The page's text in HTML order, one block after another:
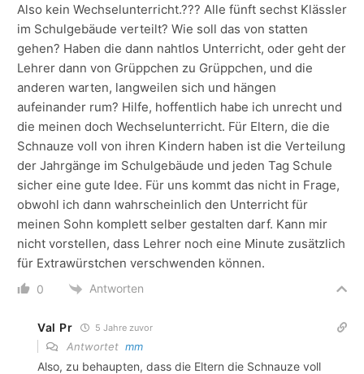
Also kein Wechselunterricht.??? Alle fünft sechst Klässler
im Schulgebäude verteilt? Wie soll das von statten
gehen? Haben die dann nahtlos Unterricht, oder geht der
Lehrer dann von Grüppchen zu Grüppchen, und die
anderen warten, langweilen sich und hängen
aufeinander rum? Hilfe, hoffentlich habe ich unrecht und
die meinen doch Wechselunterricht. Für Eltern, die die
Schnauze voll von ihren Kindern haben ist die Verteilung
der Jahrgänge im Schulgebäude und jeden Tag Schule
sicher eine gute Idee. Für uns kommt das nicht in Frage,
obwohl ich dann wahrscheinlich den Unterricht für
meinen Sohn komplett selber gestalten darf. Kann mir
nicht vorstellen, dass Lehrer noch eine Minute zusätzlich
für Extrawürstchen verschwenden können.
0 Antworten
Val Pr 5 Jahre zuvor
Antwortet mm
Also, zu behaupten, dass die Eltern die Schnauze voll